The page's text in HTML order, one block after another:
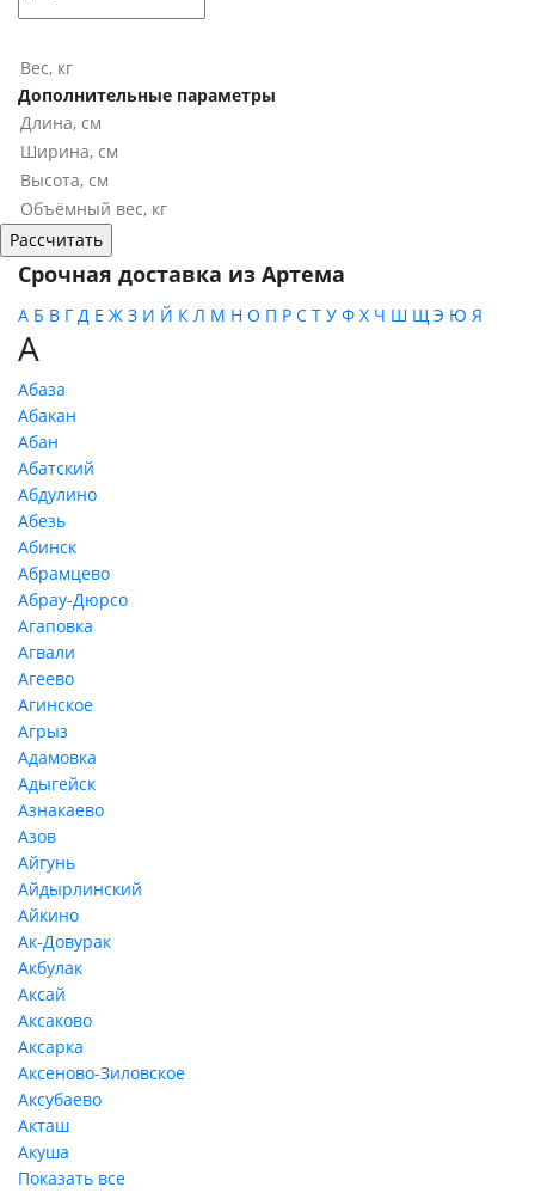
Дополнительные параметры
Срочная доставка из Артема
А Б В Г Д Е Ж З И Й К Л М Н О П Р С Т У Ф Х Ч Ш Щ Э Ю Я
А
Абаза
Абакан
Абан
Абатский
Абдулино
Абезь
Абинск
Абрамцево
Абрау-Дюрсо
Агаповка
Агвали
Агеево
Агинское
Агрыз
Адамовка
Адыгейск
Азнакаево
Азов
Айгунь
Айдырлинский
Айкино
Ак-Довурак
Акбулак
Аксай
Аксаково
Аксарка
Аксеново-Зиловское
Аксубаево
Акташ
Акуша
Показать все